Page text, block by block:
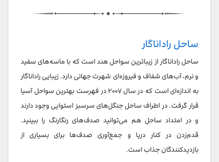
ساحل راداناگار
ساحل راداناگار از زیباترین سواحل هند است که با ماسه‌های سفید
و نرم، آب‌های شفاف و فیروزه‌ای شهرت جهانی دارد. زیبایی راداناگار
به اندازه‌ای است که در سال ۲۰۰۷ در فهرست بهترین سواحل آسیا
قرار گرفت. در اطراف ساحل جنگل‌های سرسبز استوایی وجود دارند
و در امتداد ساحل هم می‌توانید صدف‌های رنگارنگ را ببینید.
قدم‌زدن در کنار دریا و جمع‌آوری صدف‌ها برای بسیاری از
بازدیدکنندگان جذاب است.